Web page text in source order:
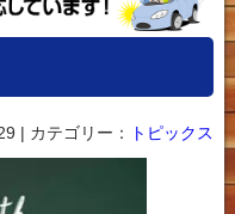
| カテゴリー： トピックス